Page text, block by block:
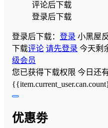
评论后下载
登录后下载
登录后下载： 登录 小黑屋
下载评论 请先登录 今天剩
级会员
您已获得下载权限 今日还
优惠劵